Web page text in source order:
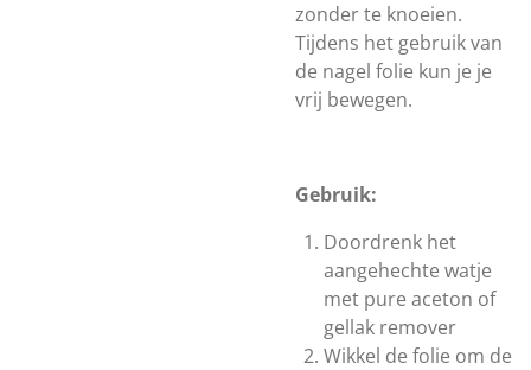
zonder te knoeien.
Tijdens het gebruik van
de nagel folie kun je je
vrij bewegen.
Gebruik:
Doordrenk het
aangehechte watje
met pure aceton of
gellak remover
Wikkel de folie om de